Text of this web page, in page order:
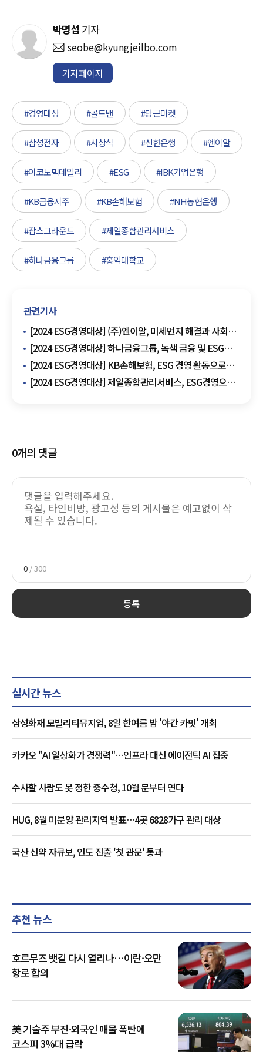
박명섭 기자
seobe@kyungjeilbo.com
기자페이지
#경영대상 #골드밴 #당근마켓
#삼성전자 #시상식 #신한은행 #엔이알
#이코노믹데일리 #ESG #IBK기업은행
#KB금융지주 #KB손해보험 #NH농협은행
#잡스그라운드 #제일종합관리서비스
#하나금융그룹 #홍익대학교
관련기사
[2024 ESG경영대상] (주)엔이알, 미세먼지 해결과 사회적
책임 동시에
[2024 ESG경영대상] 하나금융그룹, 녹색 금융 및 ESG
테마 금융 확대
[2024 ESG경영대상] KB손해보험, ESG 경영 활동으로
사회적 책임 실천
[2024 ESG경영대상] 제일종합관리서비스, ESG경영으로
0개의 댓글
0 / 300
등록
실시간 뉴스
삼성화재 모빌리티뮤지엄, 8일 한여름 밤 '야간 카밋' 개최
카카오 "AI 일상화가 경쟁력"…인프라 대신 에이전틱 AI 집중
수사할 사람도 못 정한 중수청, 10월 문부터 연다
HUG, 8월 미분양 관리지역 발표…4곳 6828가구 관리 대상
국산 신약 자큐보, 인도 진출 '첫 관문' 통과
추천 뉴스
호르무즈 뱃길 다시 열리나…이란·오만
항로 합의
美 기술주 부진·외국인 매물 폭탄에
코스피 3%대 급락